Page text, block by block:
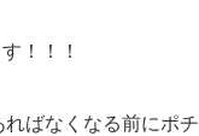
！！！
ばなくなる前にポチ